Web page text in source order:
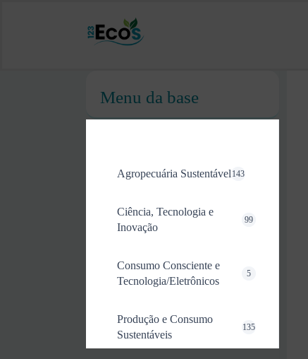
Menu da base
Agropecuária Sustentável 143
Ciência, Tecnologia e
Inovação
99
Consumo Consciente e
Tecnologia/Eletrônicos
5
Produção e Consumo
Sustentáveis
135